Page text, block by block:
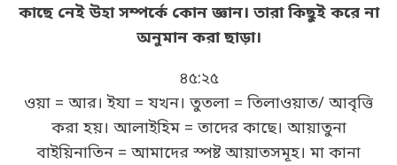
কাছে নেই উহা সম্পর্কে কোন জ্ঞান। তারা কিছুই করে না
অনুমান করা ছাড়া।
৪৫:২৫
ওয়া = আর। ইযা = যখন। তুতলা = তিলাওয়াত/ আবৃত্তি
করা হয়। আলাইহিম = তাদের কাছে। আয়াতুনা
বাইয়িনাতিন = আমাদের স্পষ্ট আয়াতসমূহ। মা কানা